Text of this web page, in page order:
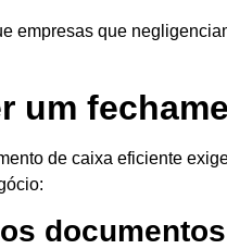
empresas que
um
de caixa eficiente